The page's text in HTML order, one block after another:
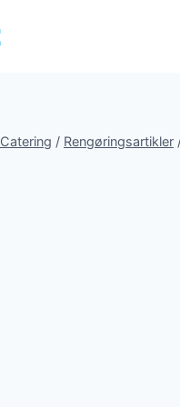
Catering / Rengøringsartikler